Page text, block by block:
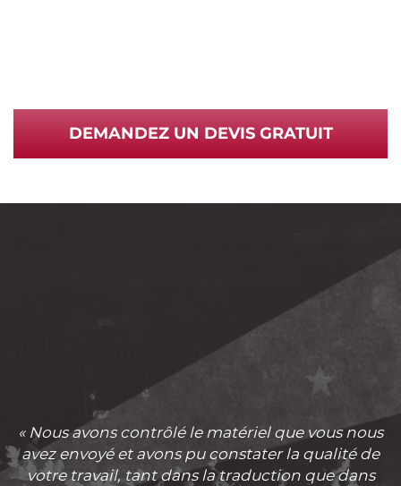
DEMANDEZ UN DEVIS GRATUIT
« Nous avons contrôlé le matériel que vous nous
avez envoyé et avons pu constater la qualité de
votre travail, tant dans la traduction que dans